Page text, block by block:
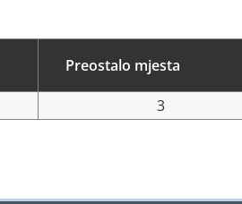
Preostalo mjesta
3